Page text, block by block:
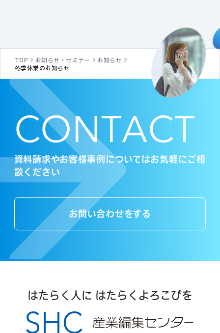
TOP お知らせ・セミナー
お知らせ
冬季休業のお知らせ
CONTACT
資料請求やお客様事例についてはお気軽にご相
談ください
お問い合わせをする
はたらく人に はたらくよろこびを